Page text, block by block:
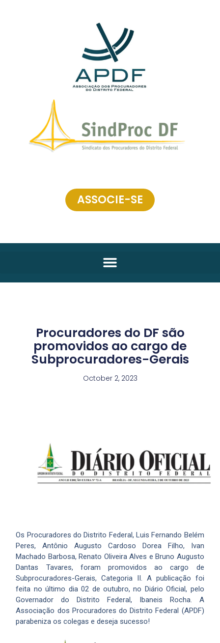
ASSOCIE-SE
Procuradores do DF são
promovidos ao cargo de
Subprocuradores-Gerais
October 2, 2023
Os Procuradores do Distrito Federal, Luis Fernando Belém
Peres, Antônio Augusto Cardoso Dorea Filho, Ivan
Machado Barbosa, Renato Oliveira Alves e Bruno Augusto
Dantas Tavares, foram promovidos ao cargo de
Subprocuradores-Gerais, Categoria II. A publicação foi
feita no último dia 02 de outubro, no Diário Oficial, pelo
Governador do Distrito Federal, Ibaneis Rocha. A
Associação dos Procuradores do Distrito Federal (APDF)
parabeniza os colegas e deseja sucesso!